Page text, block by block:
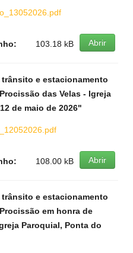
Abrir
103.18 kB
e estacionamento
das Velas - Igreja
de maio de 2026"
Abrir
108.00 kB
e estacionamento
em honra de
Paroquial, Ponta do